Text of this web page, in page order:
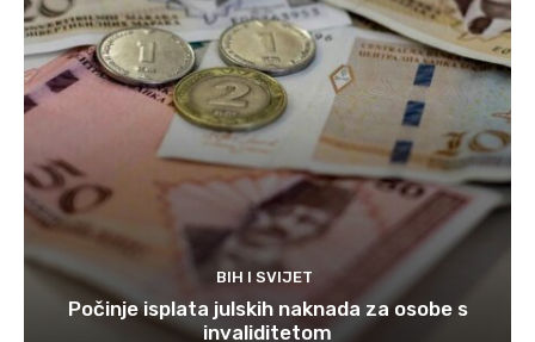
BIH I SVIJET
Počinje isplata julskih naknada za osobe s
invaliditetom